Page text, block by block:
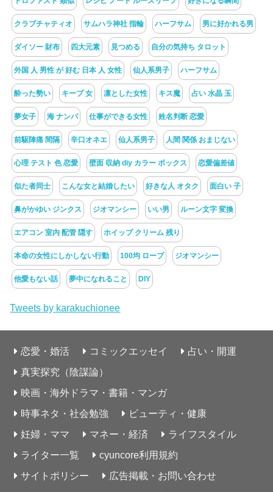
クラブチャティオ サムハラ神社 指輪 ハーフサム 男に好かれる男
ダイソー 財布 四大元素 見つめる 自分の気持ち タロット
外国 人 男性 が 好む 日本 人 女性 仙人系男子 ハーフサム
酔った勢い キープ 女 凛とした女性 キス魔 占い 水晶 玉
夢女子 海 ナンパ 仕事ができる女性 姓名判断 恋愛
前駆陣痛 間隔 辛口オネエ 仙人系男子 人間 関係 おまじない
心理 テスト 色 恋愛 壁面 収納 diy カラー ボックス 恋愛偏差値
似た者同士 こんな女と結婚したい 好きな人 オタク 面白い 子
鼻がかゆい ジンクス ジオマンシー いい男 ルーン文字 変換
エアコン 室内 配管 隠す ホイップ クリーム 残り
本命の女性にしかしない行動 100均 ロープ ジオマンシー
他愛もない話 夢中になれること DIY
Tweets by karakuchionee
恋愛・婚活 コミックエッセイ
占い・開運
真実探究（陰謀論）
映画・海外ドラマ・書籍・マンガ
時事ネタ・社会勉強
ビューティ・健康
妊婦・ママ
マネー・経済
ライフスタイル
ライター一覧
cyuncore利用規約
サイトポリシー
広告掲載・お問い合わせ